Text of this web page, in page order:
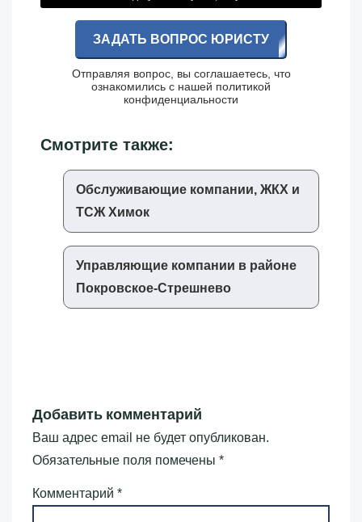
ЗАДАТЬ ВОПРОС ЮРИСТУ
Отправляя вопрос, вы соглашаетесь, что
ознакомились с нашей политикой
конфиденциальности
Смотрите также:
Обслуживающие компании, ЖКХ и
ТСЖ Химок
Управляющие компании в районе
Покровское-Стрешнево
Добавить комментарий
Ваш адрес email не будет опубликован.
Обязательные поля помечены *
Комментарий *